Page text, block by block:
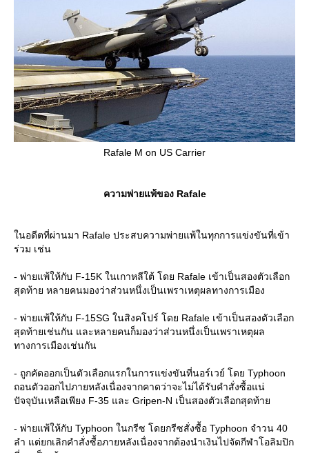
Rafale M on US Carrier
ความพ่ายแพ้ของ Rafale
นอดีตที่ผ่านมา Rafale ประสบความพ่ายแพ้ในทุกการแข่งขันที่เข้า
ร่วม เช่น
- พ่ายแพ้ให้กับ F-15K ในเกาหลีใต้ โดย Rafale เข้าเป็นสองตัวเลือก
สุดท้าย หลายคนมองว่าส่วนหนึ่งเป็นเพราเหตุผลทางการเมือง
- พ่ายแพ้ให้กับ F-15SG ในสิงคโปร์ โดย Rafale เข้าเป็นสองตัวเลือก
สุดท้ายเช่นกัน และหลายคนก็มองว่าส่วนหนึ่งเป็นเพราเหตุผล
ทางการเมืองเช่นกัน
- ถูกคัดออกเป็นตัวเลือกแรกในการแข่งขันที่นอร์เวย์ โดย Typhoon
ถอนตัวออกไปภายหลังเนื่องจากคาดว่าจะไม่ได้รับคำสั่งซื้อแน่
ปัจจุบันเหลือเพียง F-35 และ Gripen-N เป็นสองตัวเลือกสุดท้า
- พ่ายแพ้ให้กับ Typhoon ในกรีซ โดยกรีซสั่งซื้อ Typhoon จำวน 40
ลำ แต่ยกเลิกคำสั่งซื้อภายหลังเนื่องจากต้องนำเงินไปจัดกีฬาโอลิมปิก